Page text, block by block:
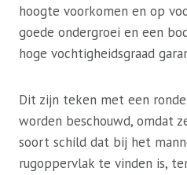
hoogte voorkomen en op
goede ondergroei en een
hoge vochtigheidsgraad
Dit zijn teken met een ronde
worden beschouwd, omdat
soort schild dat bij het
rugoppervlak te vinden is,